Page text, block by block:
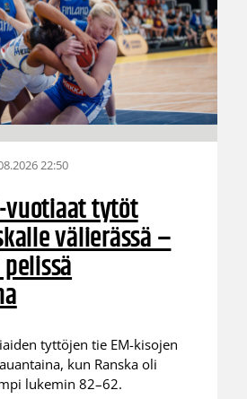
22:50
vuotiaat tytöt
välierässä –
tyttöjen tie EM-kisojen
kun Ranska oli
lukemin 82–62.